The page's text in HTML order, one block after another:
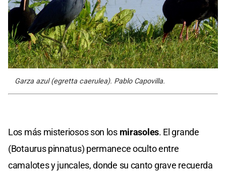
Garza azul (egretta caerulea). Pablo Capovilla.
Los más misteriosos son los mirasoles. El grande
(Botaurus pinnatus) permanece oculto entre
camalotes y juncales, donde su canto grave recuerda